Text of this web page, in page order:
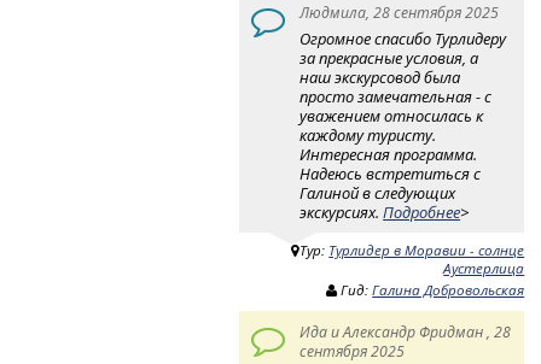
Людмила, 28 сентября 2025
Огромное спасибо Турлидеру
за прекрасные условия, а
наш экскурсовод была
просто замечательная - с
уважением относилась к
каждому туристу.
Интересная программа.
Надеюсь встретиться с
Галиной в следующих
экскурсиях.Подробнее>
Тур: Турлидер в Моравии - солнце
Аустерлица
Гид:Галина Добровольская
Ида и Александр Фридман , 28
сентября 2025